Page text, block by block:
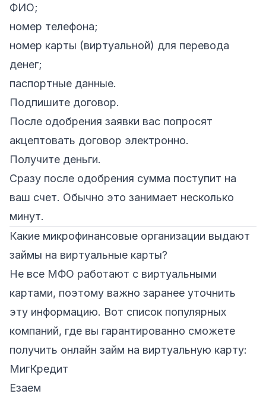
ФИО;
номер телефона;
номер карты (виртуальной) для перевода
денег;
паспортные данные.
Подпишите договор.
После одобрения заявки вас попросят
акцептовать договор электронно.
Получите деньги.
Сразу после одобрения сумма поступит на
ваш счет. Обычно это занимает несколько
минут.
Какие микрофинансовые организации выдают
займы на виртуальные карты?
Не все МФО работают с виртуальными
картами, поэтому важно заранее уточнить
эту информацию. Вот список популярных
компаний, где вы гарантированно сможете
получить онлайн займ на виртуальную карту:
МигКредит
Езаем